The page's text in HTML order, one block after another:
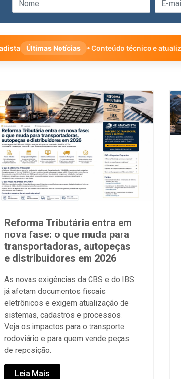
Últimas Notícias • Conteúdo técnico e
Reforma Tributária entra em
nova fase: o que muda para
transportadoras, autopeças
e distribuidores em 2026
As novas exigências da CBS e do IBS
já afetam documentos fiscais
eletrônicos e exigem atualização de
sistemas, cadastros e processos.
Veja os impactos para o transporte
rodoviário e para quem vende peças
de reposição.
Leia Mais